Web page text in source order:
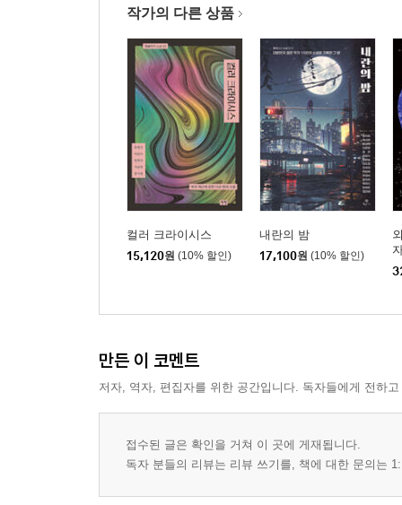
작가의 다른 상품
컬러 크라이시스
15,120원 (10% 할인)
내란의 밤
17,100원 (10% 할인)
만든 이 코멘트
저자, 역자, 편집자를 위한 공간입니다. 독자들에게 전하
접수된 글은 확인을 거쳐 이 곳에 게재됩니다.
독자 분들의 리뷰는 리뷰 쓰기를, 책에 대한 문의는